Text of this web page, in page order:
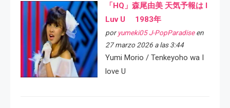
「HQ」森尾由美 天気予報は I
Luv U 1983年
por yumeki05 J-PopParadiseen
27 marzo 2026 a las 3:44
Yumi Morio / Tenkeyoho wa I
love U